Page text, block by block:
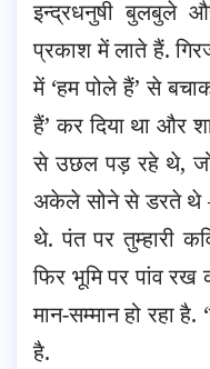
इन्द्रधनुषी बुलबुले
प्रकाश में लाते हैं.
में ‘हम पोले हैं’ से
हैं’ कर दिया था और
से उछल पड़ रहे थे,
अकेले सोने से डरते थे
थे. पंत पर तुम्हारी
फिर भूमि पर पांव
मान-सम्मान हो रहा है.
है.